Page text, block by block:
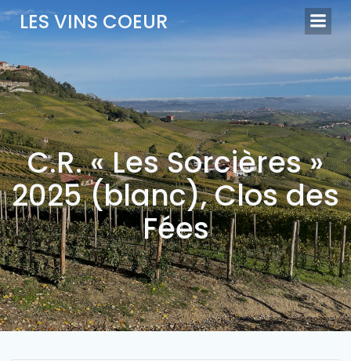
Aller
au
contenu
LES VINS COEUR
C.R. « Les Sorcières »
2025 (blanc), Clos des
Fées